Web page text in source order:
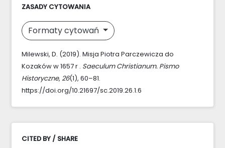
ZASADY CYTOWANIA
Formaty cytowań
Milewski, D. (2019). Misja Piotra Parczewicza do
Kozaków w 1657 r . Saeculum Christianum. Pismo
Historyczne, 26(1), 60–81.
https://doi.org/10.21697/sc.2019.26.1.6
CITED BY / SHARE